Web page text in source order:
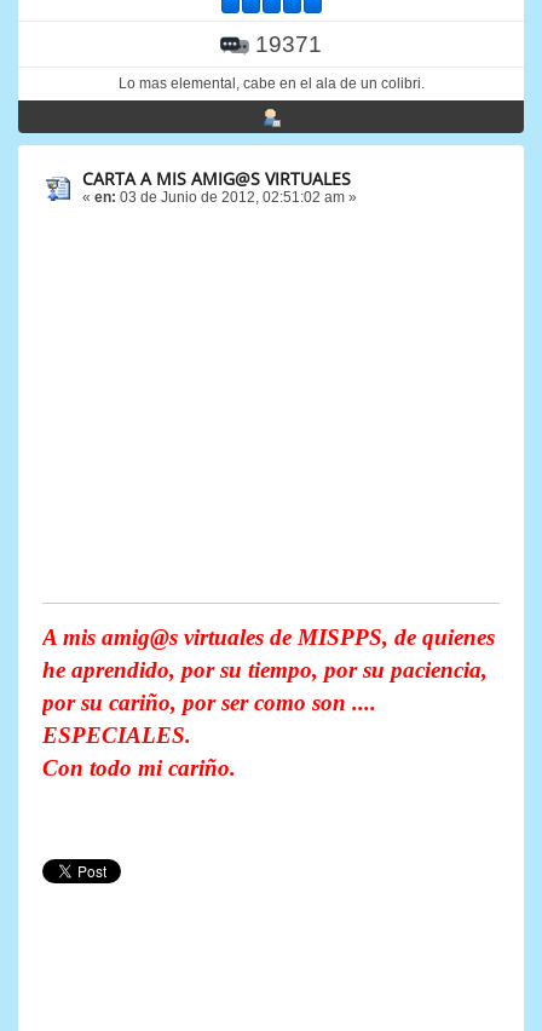
19371
Lo mas elemental, cabe en el ala de un colibri.
CARTA A MIS AMIG@S VIRTUALES
« en: 03 de Junio de 2012, 02:51:02 am »
A mis amig@s virtuales de MISPPS, de quienes
he aprendido, por su tiempo, por su paciencia,
por su cariño, por ser como son ....
ESPECIALES.
Con todo mi cariño.